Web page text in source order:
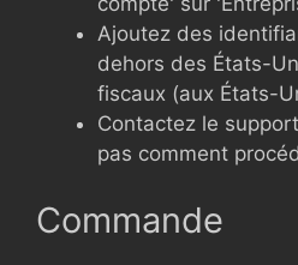
Ajoutez des
dehors des États-
fiscaux (aux États-
Contactez le
pas comment
Commande